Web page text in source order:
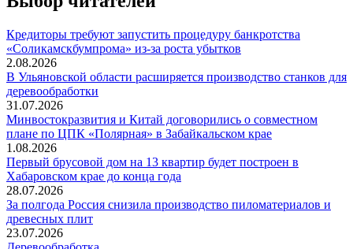
Кредиторы требуют запустить процедуру банкротства
«Соликамскбумпрома» из-за роста убытков
2.08.2026
В Ульяновской области расширяется производство станков для
деревообработки
31.07.2026
Минвостокразвития и Китай договорились о совместном
плане по ЦПК «Полярная» в Забайкальском крае
1.08.2026
Первый брусовой дом на 13 квартир будет построен в
Хабаровском крае до конца года
28.07.2026
За полгода Россия снизила производство пиломатериалов и
древесных плит
23.07.2026